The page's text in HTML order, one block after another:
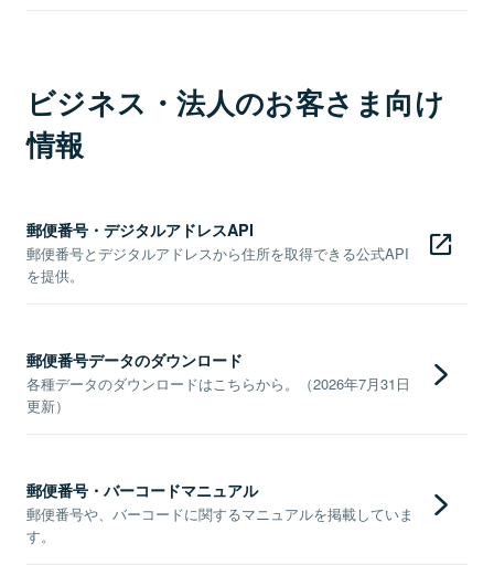
ビジネス・法人のお客さま向け
情報
郵便番号・デジタルアドレスAPI
郵便番号とデジタルアドレスから住所を取得できる公式API
を提供。
郵便番号データのダウンロード
各種データのダウンロードはこちらから。（2026年7月31日
更新）
郵便番号・バーコードマニュアル
郵便番号や、バーコードに関するマニュアルを掲載していま
す。